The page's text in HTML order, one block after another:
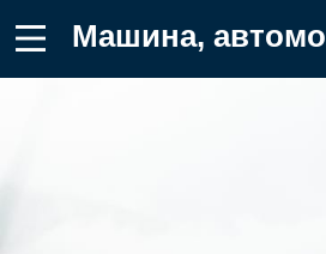
Машина, автомобиль Картинка на телефон